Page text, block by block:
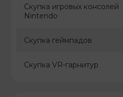
Скупка игровых консолей
Nintendo
Скупка геймпадов
Скупка VR-гарнитур